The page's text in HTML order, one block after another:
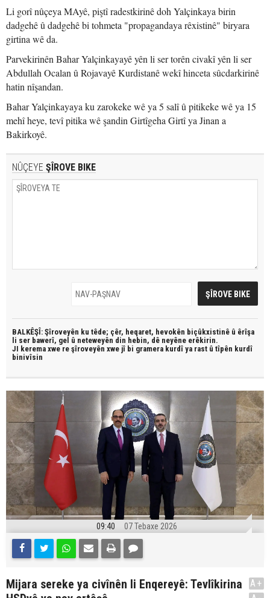
Li gorî nûçeya MAyê, piştî radestkirinê doh Yalçinkaya birin
dadgehê û dadgehê bi tohmeta "propagandaya rêxistinê" biryara
girtina wê da.
Parvekirinên Bahar Yalçinkayayê yên li ser torên civakî yên li ser
Abdullah Ocalan û Rojavayê Kurdistanê wekî hinceta sûcdarkirinê
hatin nîşandan.
Bahar Yalçinkayaya ku zarokeke wê ya 5 salî û pitikeke wê ya 15
mehî heye, tevî pitika wê şandin Girtîgeha Girtî ya Jinan a
Bakirkoyê.
NÛÇEYE ŞÎROVE BIKE
BALKÊŞÎ: Şîroveyên ku têde; çêr, heqaret, hevokên biçûkxistinê û êrîşa
li ser bawerî, gel û neteweyên din hebin, dê neyêne erêkirin.
JI kerema xwe re şîroveyên xwe jî bi gramera kurdî ya rast û tîpên kurdî
binivîsin
09:40 07 Tebaxe 2026
Mijara sereke ya civînên li Enqereyê: Tevlîkirina
A+